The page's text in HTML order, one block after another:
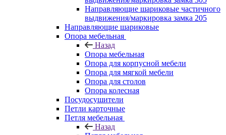
Направляющие шариковые частичного
выдвижения/маркировка замка 205
Направляющие шариковые
Опора мебельная
Назад
Опора мебельная
Опора для корпусной мебели
Опора для мягкой мебели
Опора для столов
Опора колесная
Посудосушители
Петли карточные
Петля мебельная
Назад